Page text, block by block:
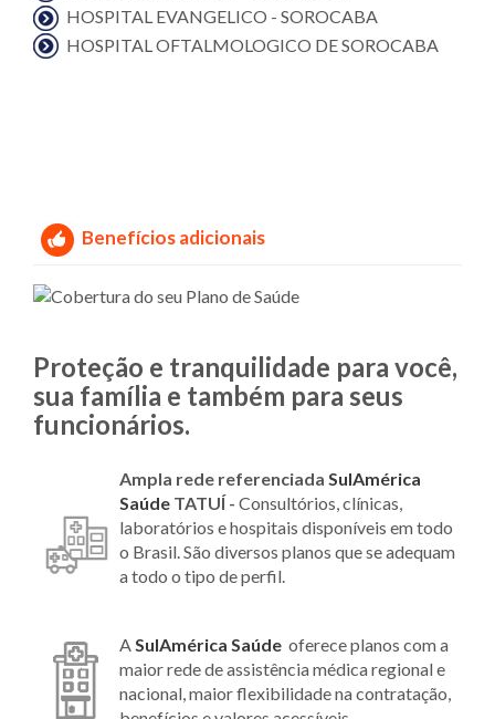
HOSPITAL EVANGELICO - SOROCABA
HOSPITAL OFTALMOLOGICO DE SOROCABA
Benefícios adicionais
Proteção e tranquilidade para você,
sua família e também para seus
funcionários.
Ampla rede referenciada SulAmérica
Saúde TATUÍ - Consultórios, clínicas,
laboratórios e hospitais disponíveis em todo
o Brasil. São diversos planos que se adequam
a todo o tipo de perfil.
ASulAmérica Saúde oferece planos com a
maior rede de assistência médica regional e
nacional, maior flexibilidade na contratação,